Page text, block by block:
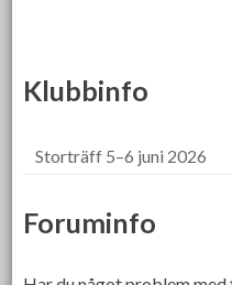
Klubbinfo
Storträff 5–6 juni 2026
Foruminfo